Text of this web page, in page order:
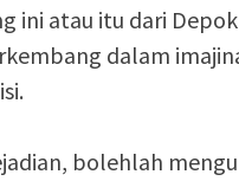
ini atau itu dari
dalam
bolehlah